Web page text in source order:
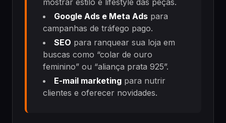
Google Ads e Meta Ads para
campanhas de tráfego pago.
SEO para ranquear sua loja em
buscas como “colar de ouro
feminino” ou “aliança prata 925”.
E-mail marketing para nutrir
clientes e oferecer novidades.